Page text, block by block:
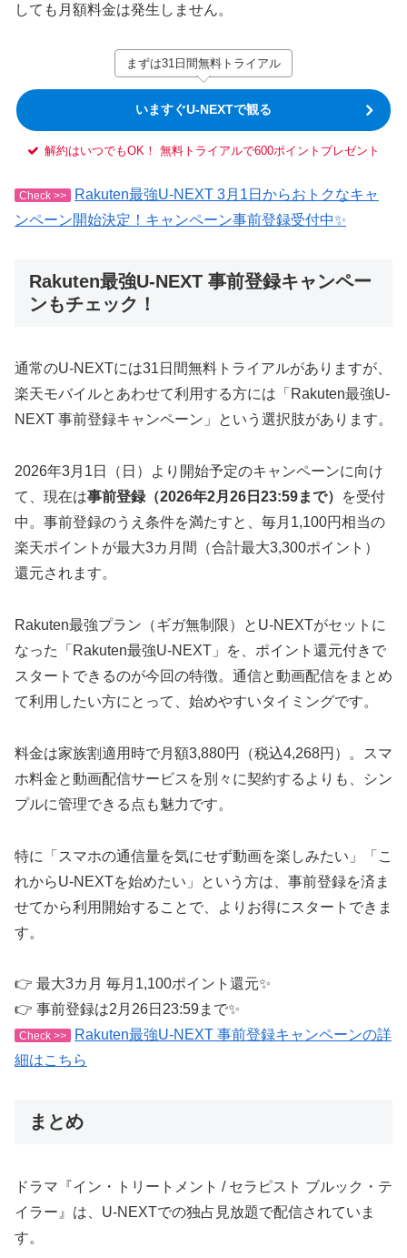
しても月額料金は発生しません。
まずは31日間無料トライアル
いますぐU-NEXTで観る
解約はいつでもOK！ 無料トライアルで600ポイントプレゼント
Check >>
Rakuten最強U-NEXT 3月1日からおトクなキャ
ンペーン開始決定！キャンペーン事前登録受付中✨
Rakuten最強U-NEXT 事前登録キャンペー
ンもチェック！
通常のU-NEXTには31日間無料トライアルがありますが、
楽天モバイルとあわせて利用する方には「Rakuten最強U-
NEXT 事前登録キャンペーン」という選択肢があります。
2026年3月1日（日）より開始予定のキャンペーンに向け
て、現在は事前登録（2026年2月26日23:59まで）
を受付
中。事前登録のうえ条件を満たすと、毎月1,100円相当の
楽天ポイントが最大3カ月間（合計最大3,300ポイント）
還元されます。
Rakuten最強プラン（ギガ無制限）とU-NEXTがセットに
なった「Rakuten最強U-NEXT」を、ポイント還元付きで
スタートできるのが今回の特徴。通信と動画配信をまとめ
て利用したい方にとって、始めやすいタイミングです。
料金は家族割適用時で月額3,880円（税込4,268円）。スマ
ホ料金と動画配信サービスを別々に契約するよりも、シン
プルに管理できる点も魅力です。
特に「スマホの通信量を気にせず動画を楽しみたい」「こ
れからU-NEXTを始めたい」という方は、事前登録を済ま
せてから利用開始することで、よりお得にスタートできま
す。
👉 最大3カ月 毎月1,100ポイント還元✨
👉 事前登録は2月26日23:59まで✨
Check >>
Rakuten最強U-NEXT 事前登録キャンペーンの詳
細はこちら
まとめ
ドラマ『イン・トリートメント / セラピスト ブルック・テ
イラー』は、U-NEXTでの独占見放題で配信されていま
す。